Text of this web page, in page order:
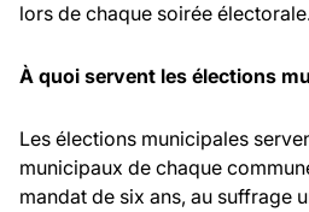
lors de chaque soirée
À quoi servent les élections
Les élections municipales
municipaux de chaque
mandat de six ans, au suffrage